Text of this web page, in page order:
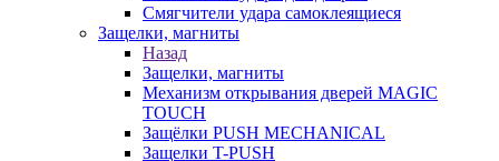
Cмягчители удара самоклеящиеся
Защелки, магниты
Назад
Защелки, магниты
Механизм открывания дверей MAGIC
TOUCH
Защёлки PUSH MECHANICAL
Защелки T-PUSH